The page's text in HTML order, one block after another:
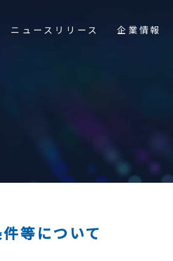
ニュースリリース 企業情報
報
等について